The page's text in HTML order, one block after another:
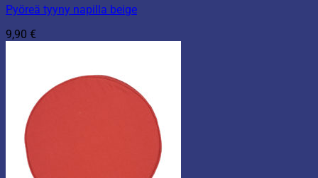
Pyöreä tyyny napilla beige
9,90 €